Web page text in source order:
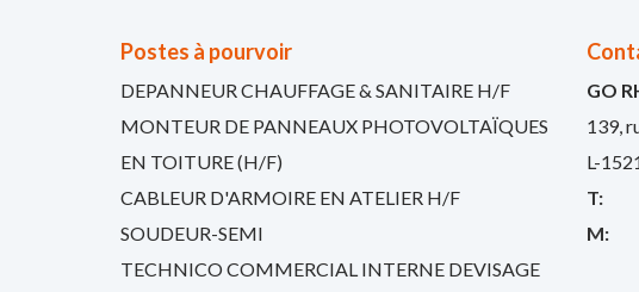
Postes à pourvoir
DEPANNEUR CHAUFFAGE & SANITAIRE H/F
MONTEUR DE PANNEAUX PHOTOVOLTAÏQUES
EN TOITURE (H/F)
CABLEUR D'ARMOIRE EN ATELIER H/F
SOUDEUR-SEMI
TECHNICO COMMERCIAL INTERNE DEVISAGE
GO
139,
L-
T:
M: